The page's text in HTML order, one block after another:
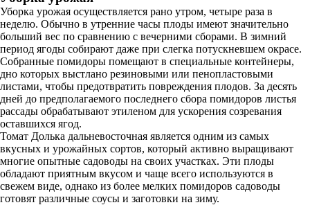
Уборка урожая осуществляется рано утром, четыре раза в
неделю. Обычно в утренние часы плоды имеют значительно
больший вес по сравнению с вечерними сборами. В зимний
период ягоды собирают даже при слегка потускневшем окрасе.
Собранные помидоры помещают в специальные контейнеры,
дно которых выстлано резиновыми или пенопластовыми
листами, чтобы предотвратить повреждения плодов. За десять
дней до предполагаемого последнего сбора помидоров листья
рассады обрабатывают этиленом для ускорения созревания
оставшихся ягод.
Томат Долька дальневосточная является одним из самых
вкусных и урожайных сортов, который активно выращивают
многие опытные садоводы на своих участках. Эти плоды
обладают приятным вкусом и чаще всего используются в
свежем виде, однако из более мелких помидоров садоводы
готовят различные соусы и заготовки на зиму.